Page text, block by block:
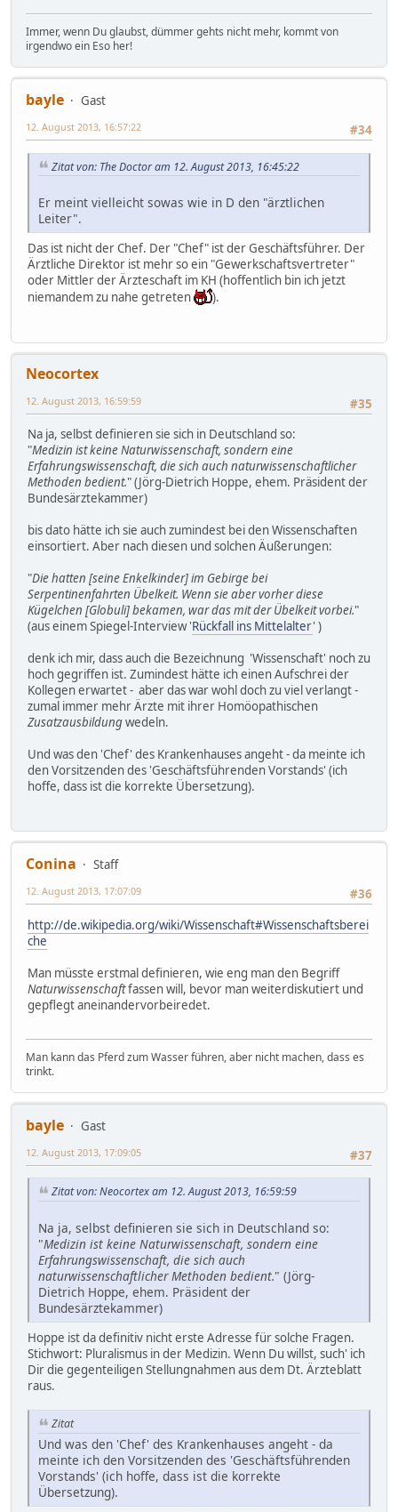
Immer, wenn Du glaubst, dümmer gehts nicht mehr, kommt von
irgendwo ein Eso her!
bayle
Gast
#34
12. August 2013, 16:57:22
Zitat von: The Doctor am 12. August 2013, 16:45:22
Er meint vielleicht sowas wie in D den "ärztlichen
Leiter".
Das ist nicht der Chef. Der "Chef" ist der Geschäftsführer. Der
Ärztliche Direktor ist mehr so ein "Gewerkschaftsvertreter"
oder Mittler der Ärzteschaft im KH (hoffentlich bin ich jetzt
niemandem zu nahe getreten
).
Neocortex
#35
12. August 2013, 16:59:59
Na ja, selbst definieren sie sich in Deutschland so:
"Medizin ist keine Naturwissenschaft, sondern eine
Erfahrungswissenschaft, die sich auch naturwissenschaftlicher
Methoden bedient." (Jörg-Dietrich Hoppe, ehem. Präsident der
Bundesärztekammer)
bis dato hätte ich sie auch zumindest bei den Wissenschaften
einsortiert. Aber nach diesen und solchen Äußerungen:
"Die hatten [seine Enkelkinder] im Gebirge bei
Serpentinenfahrten Übelkeit. Wenn sie aber vorher diese
Kügelchen [Globuli] bekamen, war das mit der Übelkeit vorbei."
(aus einem Spiegel-Interview 'Rückfall ins Mittelalter' )
denk ich mir, dass auch die Bezeichnung 'Wissenschaft' noch zu
hoch gegriffen ist. Zumindest hätte ich einen Aufschrei der
Kollegen erwartet - aber das war wohl doch zu viel verlangt -
zumal immer mehr Ärzte mit ihrer Homöopathischen
Zusatzausbildungwedeln.
Und was den 'Chef' des Krankenhauses angeht - da meinte ich
den Vorsitzenden des 'Geschäftsführenden Vorstands' (ich
hoffe, dass ist die korrekte Übersetzung).
Conina
Staff
#36
12. August 2013, 17:07:09
http://de.wikipedia.org/wiki/Wissenschaft#Wissenschaftsberei
che
Man müsste erstmal definieren, wie eng man den Begriff
Naturwissenschaftfassen will, bevor man weiterdiskutiert und
gepflegt aneinandervorbeiredet.
Man kann das Pferd zum Wasser führen, aber nicht machen, dass es
trinkt.
bayle
Gast
#37
12. August 2013, 17:09:05
Zitat von: Neocortex am 12. August 2013, 16:59:59
Na ja, selbst definieren sie sich in Deutschland so:
"Medizin ist keine Naturwissenschaft, sondern eine
Erfahrungswissenschaft, die sich auch
naturwissenschaftlicher Methoden bedient." (Jörg-
Dietrich Hoppe, ehem. Präsident der
Bundesärztekammer)
Hoppe ist da definitiv nicht erste Adresse für solche Fragen.
Stichwort: Pluralismus in der Medizin. Wenn Du willst, such' ich
Dir die gegenteiligen Stellungnahmen aus dem Dt. Ärzteblatt
raus.
Zitat
Und was den 'Chef' des Krankenhauses angeht - da
meinte ich den Vorsitzenden des 'Geschäftsführenden
Vorstands' (ich hoffe, dass ist die korrekte
Übersetzung).